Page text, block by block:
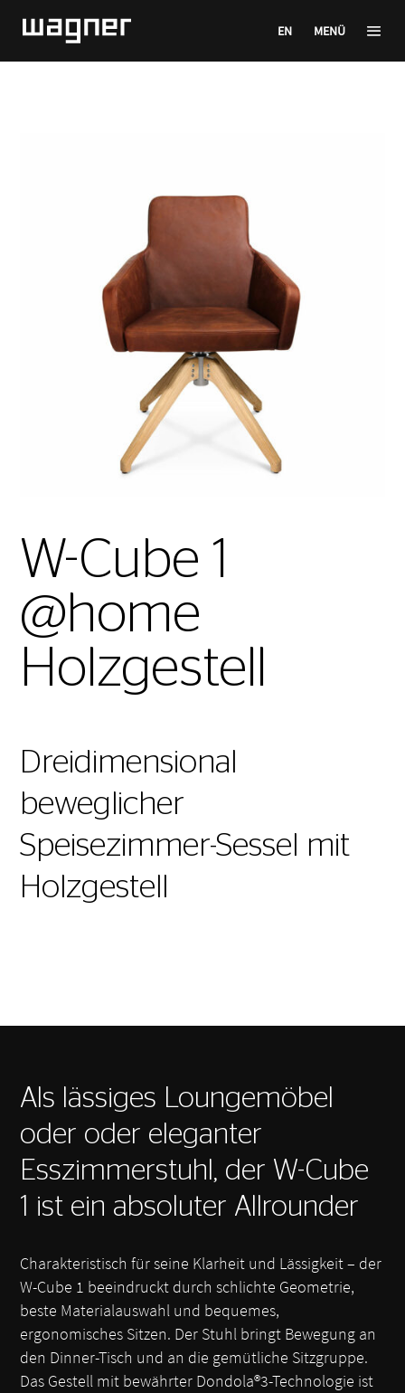
EN MENÜ
W-Cube 1
@home
Holzgestell
Dreidimensional
beweglicher
Speisezimmer-Sessel mit
Holzgestell
Als lässiges Loungemöbel
oder oder eleganter
Esszimmerstuhl, der W-Cube
1 ist ein absoluter Allrounder
Charakteristisch für seine Klarheit und Lässigkeit – der
W-Cube 1 beeindruckt durch schlichte Geometrie,
beste Materialauswahl und bequemes,
ergonomisches Sitzen. Der Stuhl bringt Bewegung an
den Dinner-Tisch und an die gemütliche Sitzgruppe.
Das Gestell mit bewährter Dondola®3-Technologie ist